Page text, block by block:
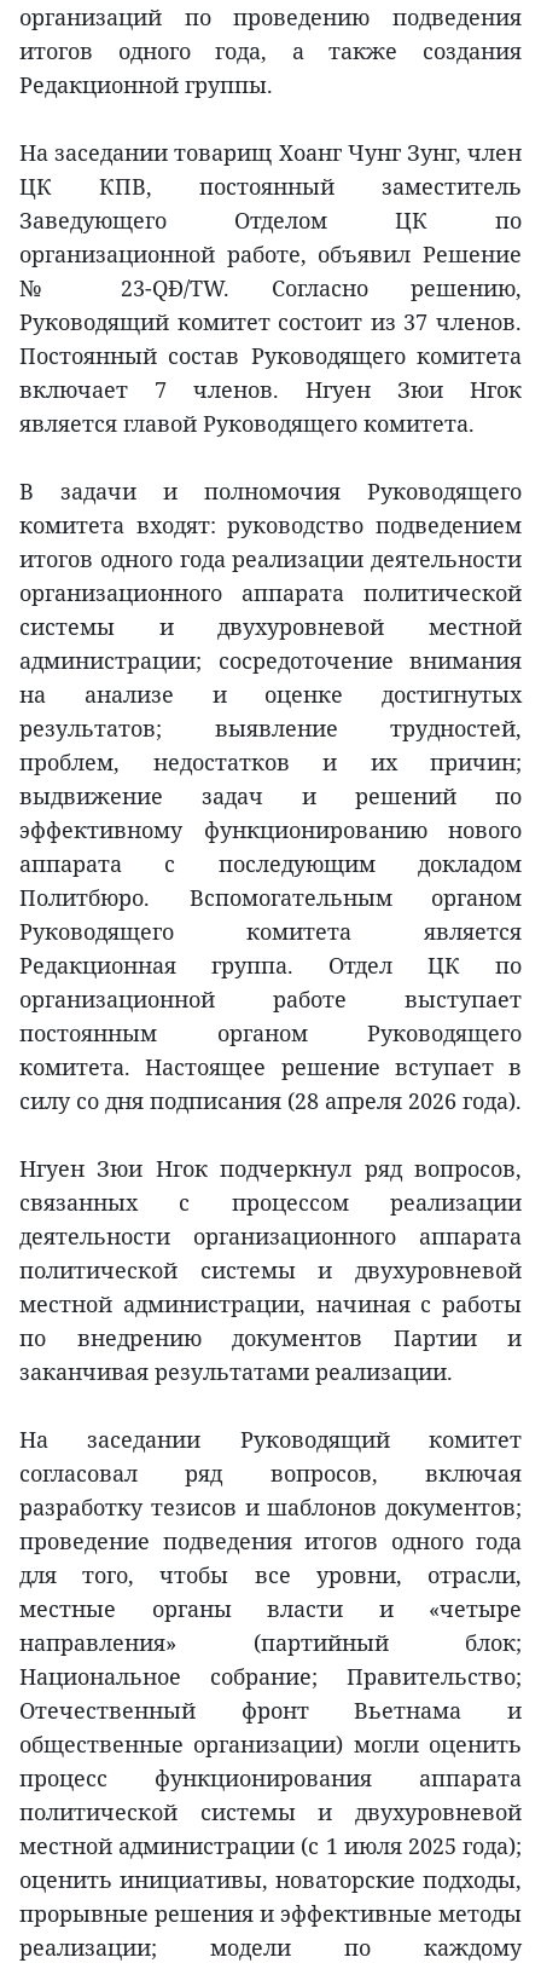
организаций по проведению подведения
итогов одного года, а также создания
Редакционной группы.
На заседании товарищ Хоанг Чунг Зунг, член
ЦК КПВ, постоянный заместитель
Заведующего Отделом ЦК по
организационной работе, объявил Решение
№ 23-QĐ/TW. Согласно решению,
Руководящий комитет состоит из 37 членов.
Постоянный состав Руководящего комитета
включает 7 членов. Нгуен Зюи Нгок
является главой Руководящего комитета.
В задачи и полномочия Руководящего
комитета входят: руководство подведением
итогов одного года реализации деятельности
организационного аппарата политической
системы и двухуровневой местной
администрации; сосредоточение внимания
на анализе и оценке достигнутых
результатов; выявление трудностей,
проблем, недостатков и их причин;
выдвижение задач и решений по
эффективному функционированию нового
аппарата с последующим докладом
Политбюро. Вспомогательным органом
Руководящего комитета является
Редакционная группа. Отдел ЦК по
организационной работе выступает
постоянным органом Руководящего
комитета. Настоящее решение вступает в
силу со дня подписания (28 апреля 2026 года).
Нгуен Зюи Нгок подчеркнул ряд вопросов,
связанных с процессом реализации
деятельности организационного аппарата
политической системы и двухуровневой
местной администрации, начиная с работы
по внедрению документов Партии и
заканчивая результатами реализации.
На заседании Руководящий комитет
согласовал ряд вопросов, включая
разработку тезисов и шаблонов документов;
проведение подведения итогов одного года
для того, чтобы все уровни, отрасли,
местные органы власти и «четыре
направления» (партийный блок;
Национальное собрание; Правительство;
Отечественный фронт Вьетнама и
общественные организации) могли оценить
процесс функционирования аппарата
политической системы и двухуровневой
местной администрации (с 1 июля 2025 года);
оценить инициативы, новаторские подходы,
прорывные решения и эффективные методы
реализации; модели по каждому